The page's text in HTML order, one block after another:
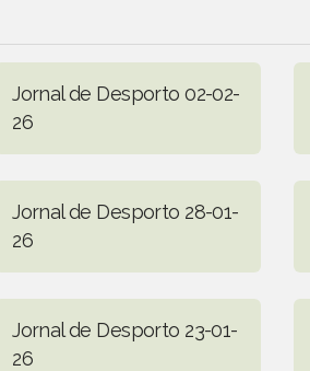
Jornal de Desporto 02-02-
26
Jornal de Desporto 28-01-
26
Jornal de Desporto 23-01-
26